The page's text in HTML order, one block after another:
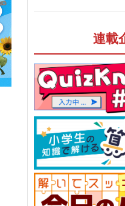
連載